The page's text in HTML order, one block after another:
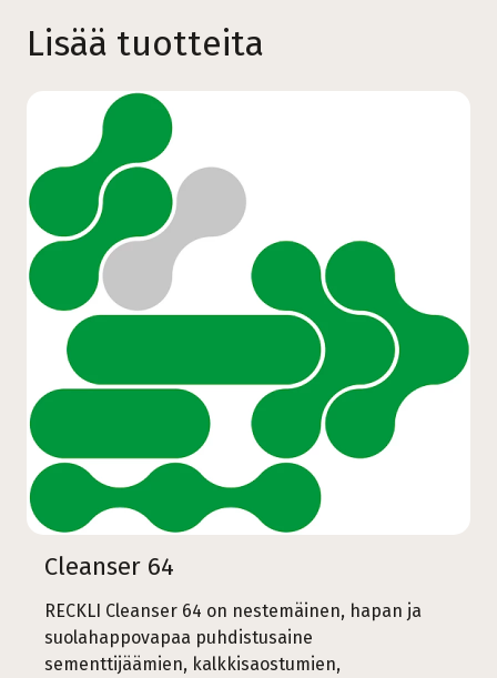
Lisää tuotteita
Cleanser 64
RECKLI Cleanser 64 on nestemäinen, hapan ja
suolahappovapaa puhdistusaine
sementtijäämien, kalkkisaostumien,